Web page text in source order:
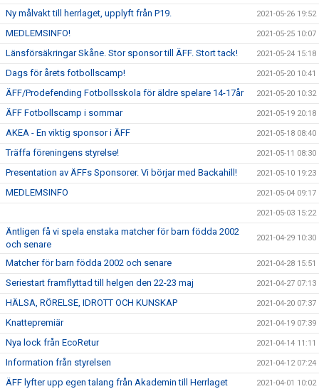
Ny målvakt till herrlaget, upplyft från P19. 2021-05-26 19:52
MEDLEMSINFO! 2021-05-25 10:07
Länsförsäkringar Skåne. Stor sponsor till ÄFF. Stort tack! 2021-05-24 15:18
Dags för årets fotbollscamp! 2021-05-20 10:41
ÄFF/Prodefending Fotbollsskola för äldre spelare 14-17år 2021-05-20 10:32
ÄFF Fotbollscamp i sommar 2021-05-19 20:18
AKEA - En viktig sponsor i ÄFF 2021-05-18 08:40
Träffa föreningens styrelse! 2021-05-11 08:30
Presentation av ÄFFs Sponsorer. Vi börjar med Backahill! 2021-05-10 19:23
MEDLEMSINFO 2021-05-04 09:17
2021-05-03 15:22
Äntligen få vi spela enstaka matcher för barn födda 2002
och senare
2021-04-29 10:30
Matcher för barn födda 2002 och senare 2021-04-28 15:51
Seriestart framflyttad till helgen den 22-23 maj 2021-04-27 07:13
HÄLSA, RÖRELSE, IDROTT OCH KUNSKAP 2021-04-20 07:37
Knattepremiär 2021-04-19 07:39
Nya lock från EcoRetur 2021-04-14 11:11
Information från styrelsen 2021-04-12 07:24
ÄFF lyfter upp egen talang från Akademin till Herrlaget 2021-04-01 10:02